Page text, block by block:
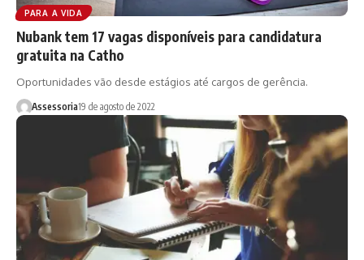
PARA A VIDA
Nubank tem 17 vagas disponíveis para candidatura
gratuita na Catho
Oportunidades vão desde estágios até cargos de gerência.
Assessoria19 de agosto de 2022